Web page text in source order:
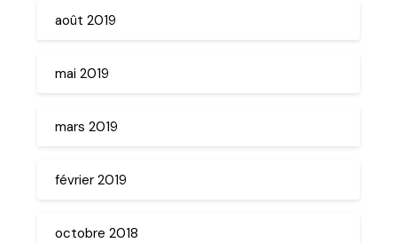
août 2019
mai 2019
mars 2019
février 2019
octobre 2018